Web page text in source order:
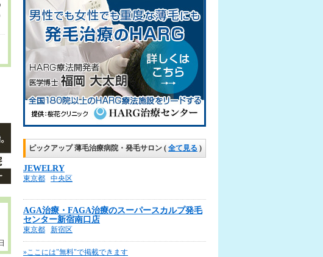
ピックアップ 薄毛治療病院・発毛サロン ( 全て見る )
JEWELRY
東京都 中央区
AGA治療・FAGA治療のスーパースカルプ発毛
センター新宿南口店
東京都 新宿区
»ここには"無料"で掲載できます